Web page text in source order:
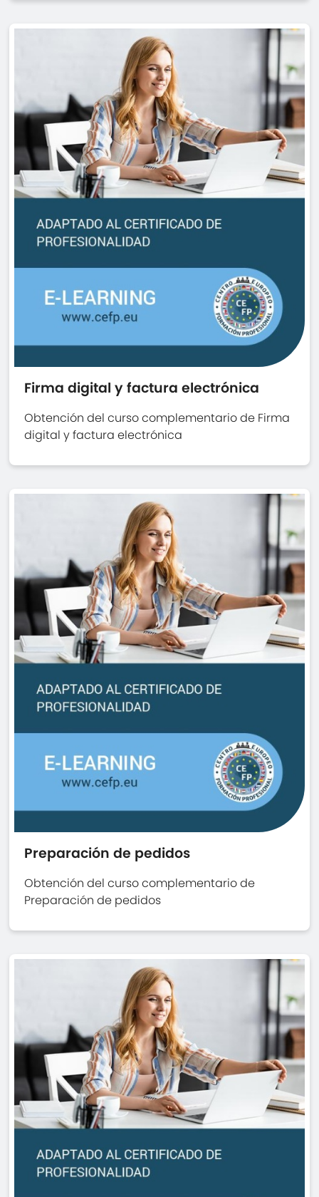
Firma digital y factura electrónica
Obtención del curso complementario de Firma
digital y factura electrónica
Preparación de pedidos
Obtención del curso complementario de
Preparación de pedidos